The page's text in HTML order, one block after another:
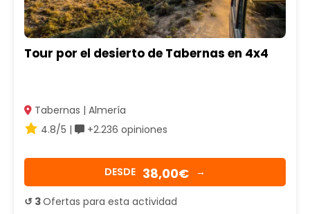
Tour por el desierto de Tabernas en 4x4
Tabernas | Almería
4.8/5 |
+2.236 opiniones
DESDE 38,00€ →
↺ 3Ofertas para esta actividad